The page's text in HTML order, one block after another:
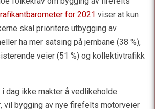
for 2021 viser at kun
skal prioritere utbygging av
ha mer satsing på jernbane (38 %),
veier (51 %) og kollektivtrafikk
dag ikke makter å vedlikeholde
vil bygging av nye firefelts motorveier